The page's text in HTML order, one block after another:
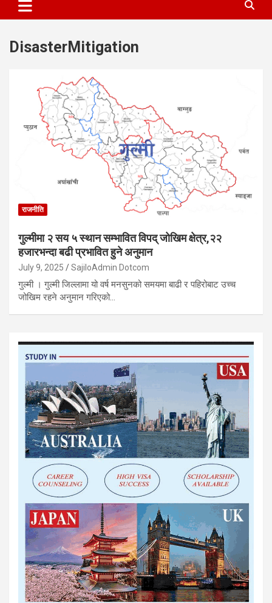
DisasterMitigation
राजनीति
गुल्मीमा २ सय ५ स्थान सम्भावित विपद् जोखिम क्षेत्र,२२
हजारभन्दा बढी प्रभावित हुने अनुमान
July 9, 2025 SajiloAdmin Dotcom
गुल्मी । गुल्मी जिल्लामा यो वर्ष मनसुनको समयमा बाढी र पहिरोबाट उच्च
जोखिम रहने अनुमान गरिएको…